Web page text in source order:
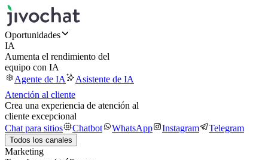
Oportunidades
IA
Aumenta el rendimiento del
equipo con IA
Agente de IA
Asistente de IA
Atención al cliente
Crea una experiencia de atención al
cliente excepcional
Chat para sitios
Chatbot WhatsApp Instagram Telegram
Todos los canales
Marketing